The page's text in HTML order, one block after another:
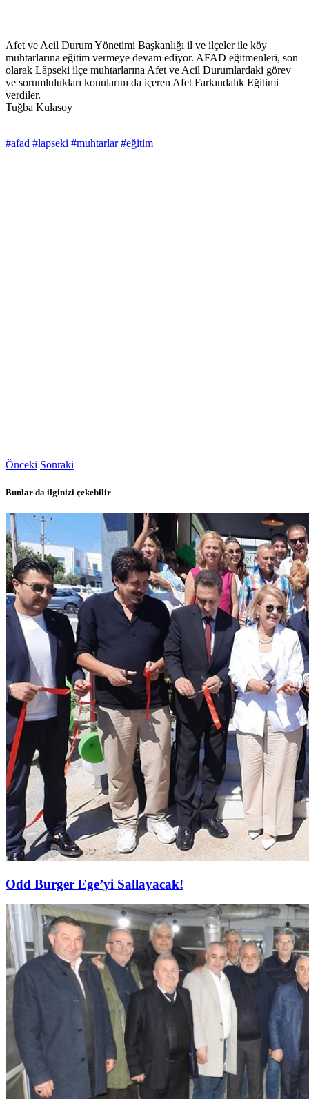
Afet ve Acil Durum Yönetimi Başkanlığı il ve ilçeler ile köy
muhtarlarına eğitim vermeye devam ediyor. AFAD eğitmenleri, son
olarak Lâpseki ilçe muhtarlarına Afet ve Acil Durumlardaki görev
ve sorumlulukları konularını da içeren Afet Farkındalık Eğitimi
verdiler.
Tuğba Kulasoy
#afad #lapseki #muhtarlar #eğitim
Önceki Sonraki
Bunlar da ilginizi çekebilir
Odd Burger Ege’yi Sallayacak!